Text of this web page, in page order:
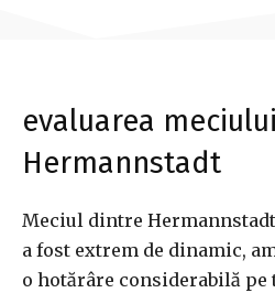
evaluarea meciului
Hermannstadt
Meciul dintre
a fost extrem de dinamic,
o hotărâre considerabilă pe